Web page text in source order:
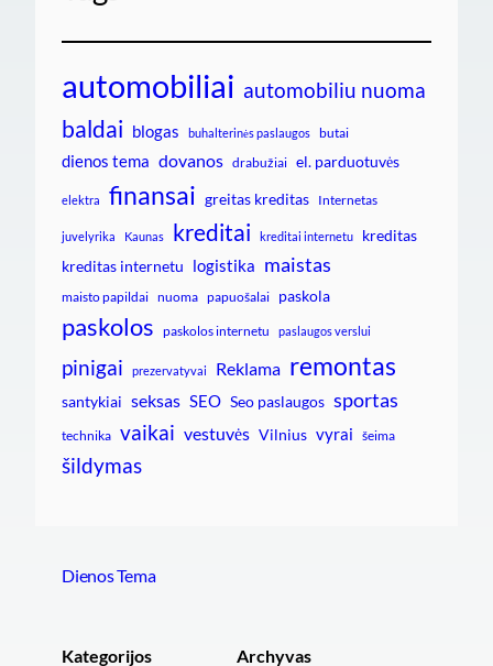
automobiliai automobiliu nuoma
baldai blogas buhalterinės paslaugos butai
dienos tema dovanos drabužiai el. parduotuvės
elektra finansai greitas kreditas Internetas
juvelyrika Kaunas kreditai kreditai internetu
kreditas
kreditas internetu logistika maistas
maisto papildai nuoma papuošalai paskola
paskolos paskolos internetu paslaugos verslui
pinigai prezervatyvai Reklama remontas
santykiai seksas SEO Seo paslaugos sportas
technika vaikai vestuvės Vilnius vyrai šeima
šildymas
Dienos Tema
Kategorijos Archyvas